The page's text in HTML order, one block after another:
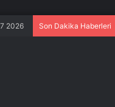
2026 Son Dakika Haberleri